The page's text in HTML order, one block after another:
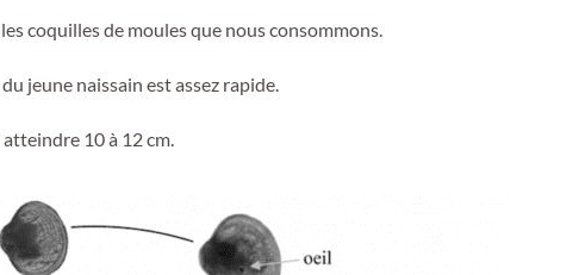
coquilles de moules que nous consommons.
jeune naissain est assez rapide.
10 à 12 cm.